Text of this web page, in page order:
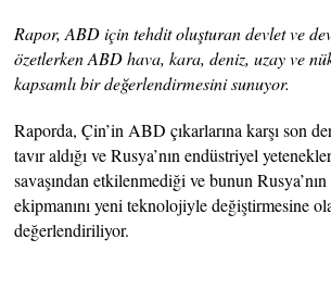
Rapor, ABD için tehdit oluşturan devlet ve
özetlerken ABD hava, kara, deniz, uzay ve
kapsamlı bir değerlendirmesini sunuyor.
Raporda, Çin’in ABD çıkarlarına karşı son
tavır aldığı ve Rusya’nın endüstriyel
savaşından etkilenmediği ve bunun
ekipmanını yeni teknolojiyle değiştirmesine
değerlendiriliyor.